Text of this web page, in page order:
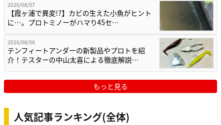
2026/08/07
【霞ヶ浦で異変!?】カビの生えた小魚がヒント
に…。プロトミノーがハマり45セ…
2026/08/06
テンフィートアンダーの新製品やプロトを紹
介！テスターの中山太喜による徹底解説…
もっと見る
人気記事ランキング(全体)